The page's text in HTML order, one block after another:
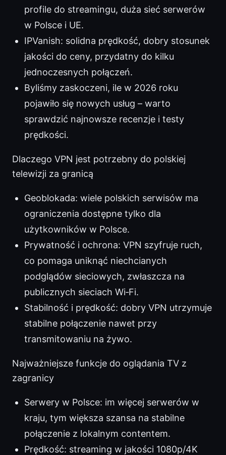
profile do streamingu, duża sieć serwerów
w Polsce i UE.
IPVanish: solidna prędkość, dobry stosunek
jakości do ceny, przydatny do kilku
jednoczesnych połączeń.
Byliśmy zaskoczeni, ile w 2026 roku
pojawiło się nowych usług – warto
sprawdzić najnowsze recenzje i testy
prędkości.
Dlaczego VPN jest potrzebny do polskiej
telewizji za granicą
Geoblokada: wiele polskich serwisów ma
ograniczenia dostępne tylko dla
użytkowników w Polsce.
Prywatność i ochrona: VPN szyfruje ruch,
co pomaga uniknąć niechcianych
podglądów sieciowych, zwłaszcza na
publicznych sieciach Wi‑Fi.
Stabilność i prędkość: dobry VPN utrzymuje
stabilne połączenie nawet przy
transmitowaniu na żywo.
Najważniejsze funkcje do oglądania TV z
zagranicy
Serwery w Polsce: im więcej serwerów w
kraju, tym większa szansa na stabilne
połączenie z lokalnym contentem.
Prędkość: streaming w jakości 1080p/4K